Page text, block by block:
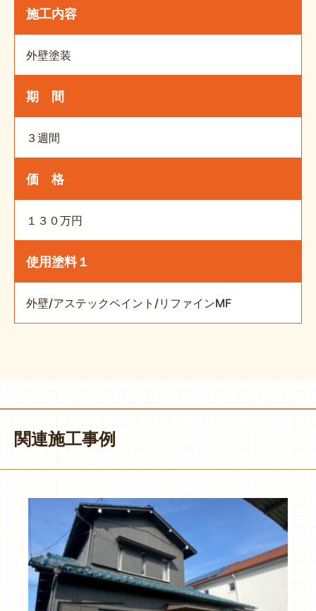
施工内容
外壁塗装
期 間
３週間
価 格
１３０万円
使用塗料１
外壁/アステックペイント/リファインMF
関連施工事例